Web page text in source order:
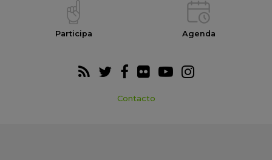
Participa Agenda
Contacto